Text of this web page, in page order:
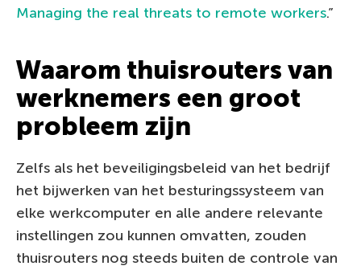
Managing the real threats to remote workers.”
Waarom thuisrouters van
werknemers een groot
probleem zijn
Zelfs als het beveiligingsbeleid van het bedrijf
het bijwerken van het besturingssysteem van
elke werkcomputer en alle andere relevante
instellingen zou kunnen omvatten, zouden
thuisrouters nog steeds buiten de controle van